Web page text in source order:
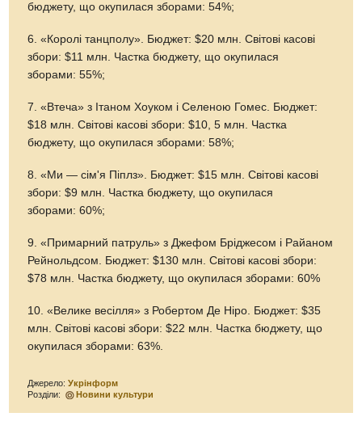
бюджету, що окупилася зборами: 54%;
6. «Королі танцполу». Бюджет: $20 млн. Світові касові
збори: $11 млн. Частка бюджету, що окупилася
зборами: 55%;
7. «Втеча» з Ітаном Хоуком і Селеною Гомес. Бюджет:
$18 млн. Світові касові збори: $10, 5 млн. Частка
бюджету, що окупилася зборами: 58%;
8. «Ми — сім'я Піплз». Бюджет: $15 млн. Світові касові
збори: $9 млн. Частка бюджету, що окупилася
зборами: 60%;
9. «Примарний патруль» з Джефом Бріджесом і Райаном
Рейнольдсом. Бюджет: $130 млн. Світові касові збори:
$78 млн. Частка бюджету, що окупилася зборами: 60%
10. «Велике весілля» з Робертом Де Ніро. Бюджет: $35
млн. Світові касові збори: $22 млн. Частка бюджету, що
окупилася зборами: 63%.
Джерело:Укрінформ
Розділи:
Новини культури